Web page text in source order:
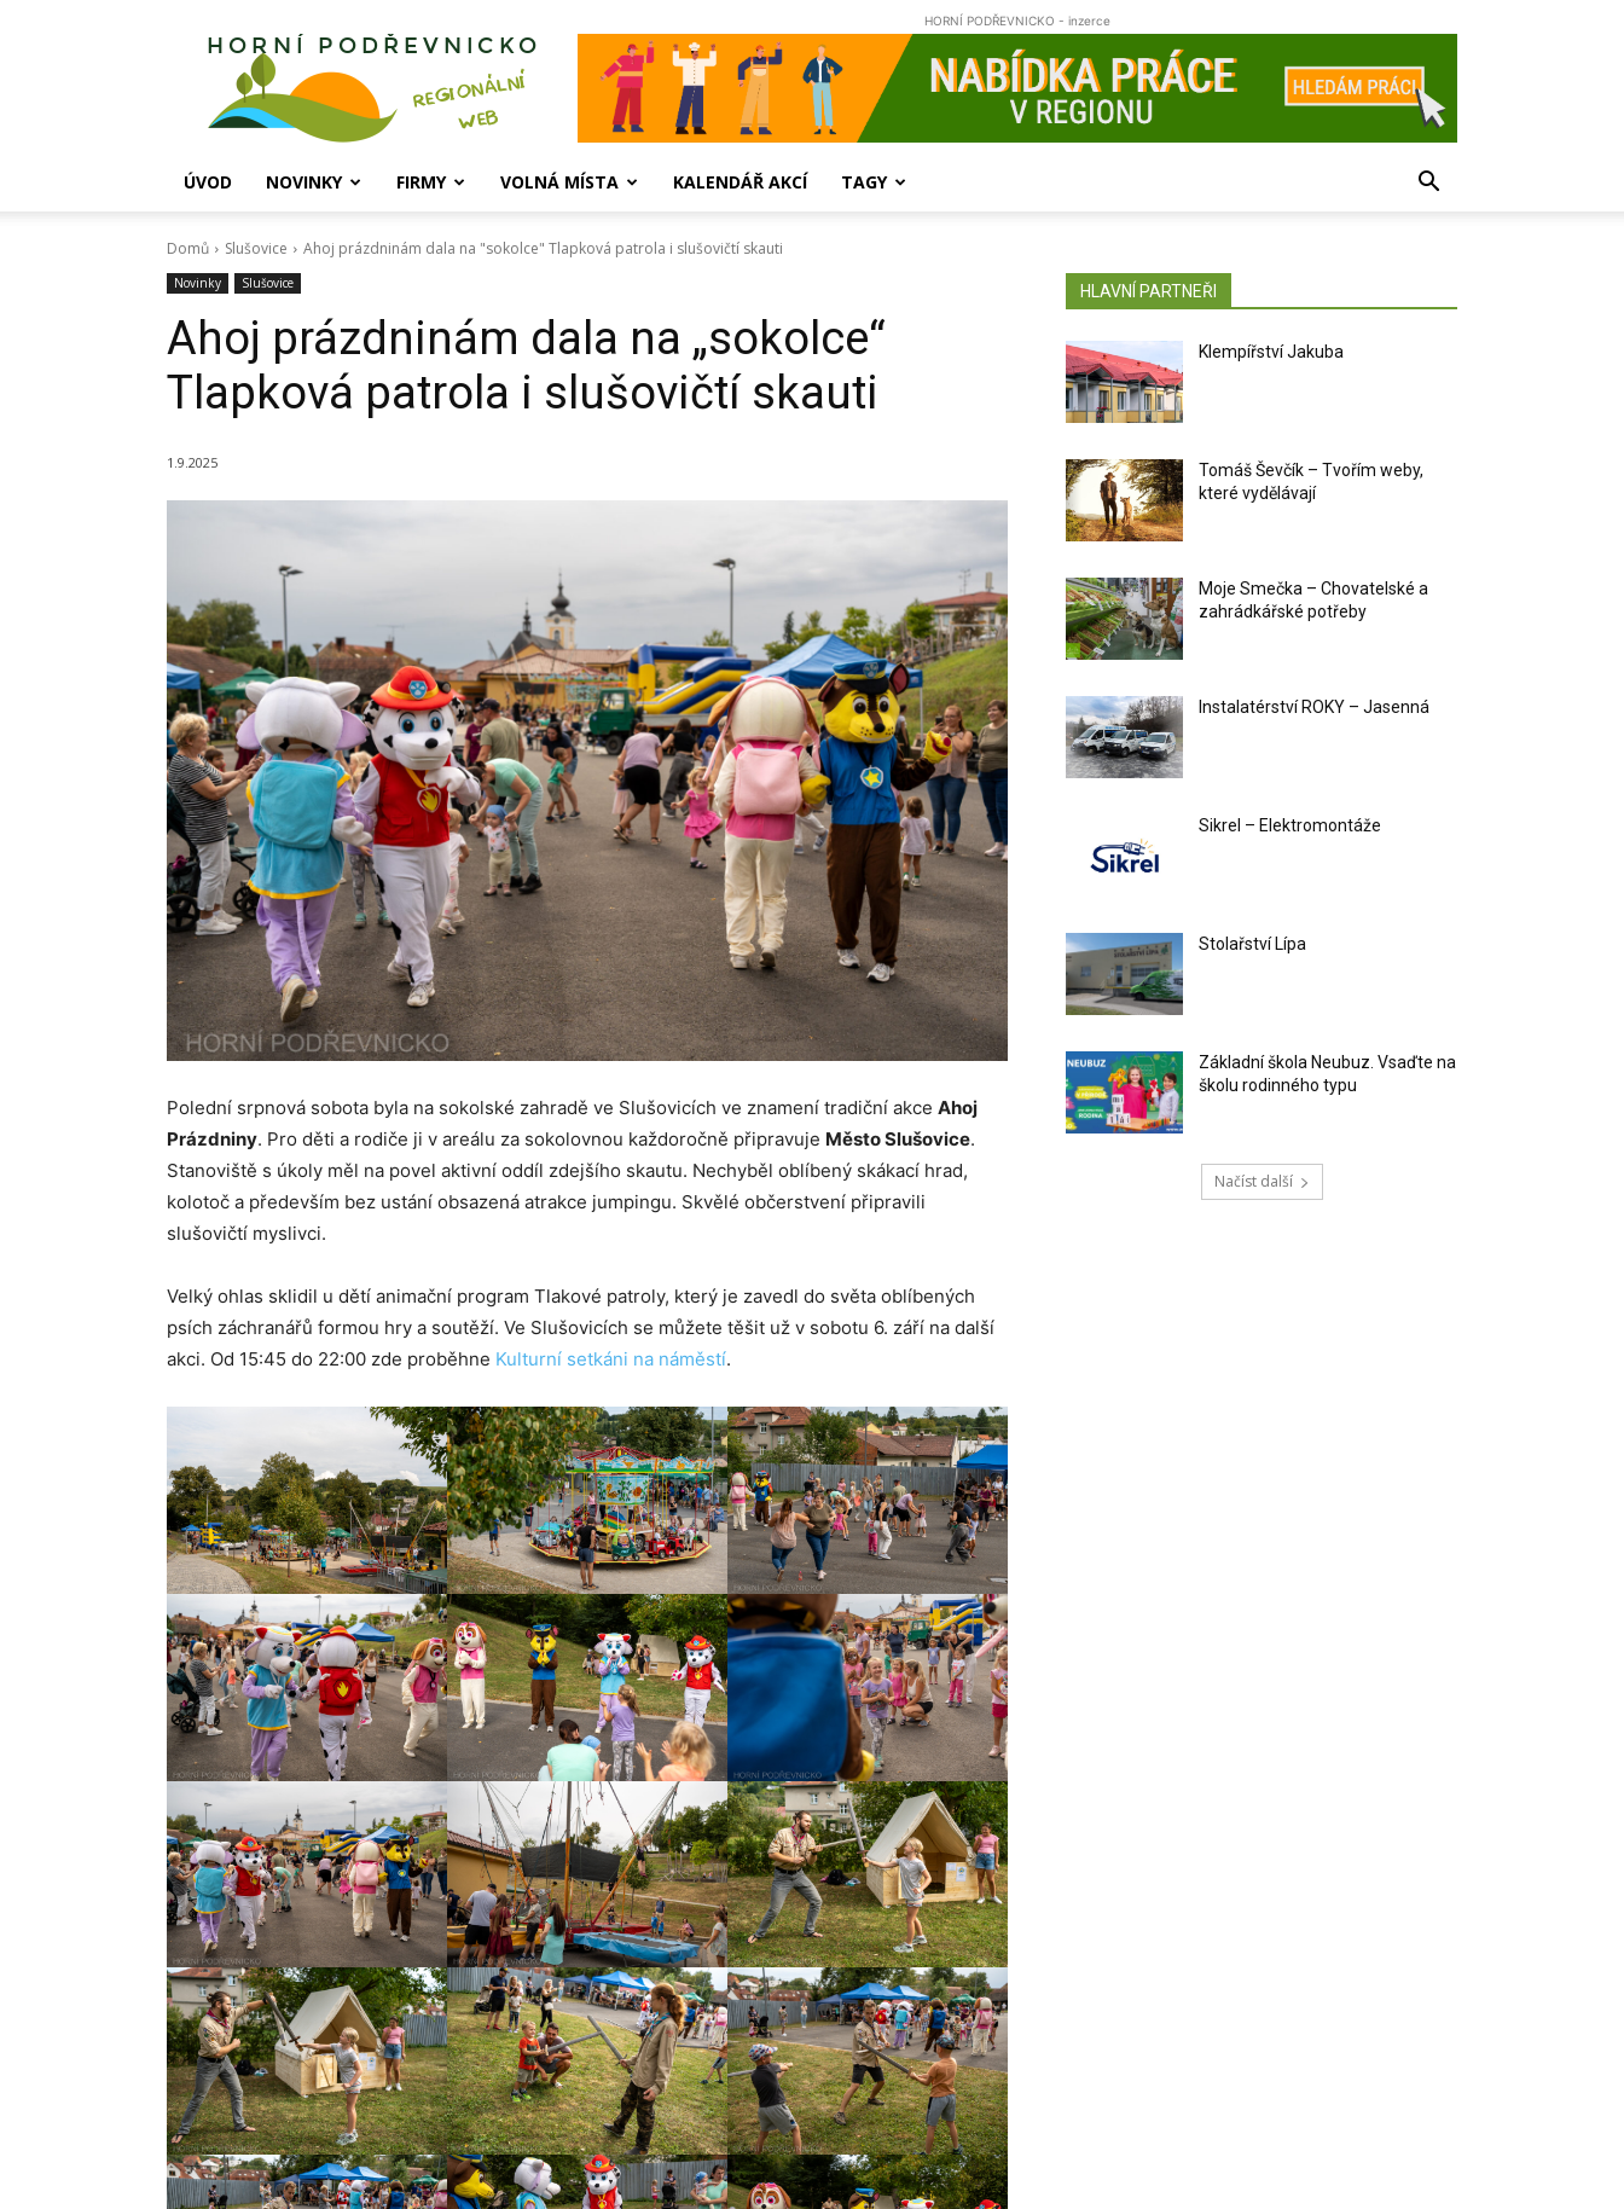
Horní
HORNÍ PODŘEVNICKO - inzerce
ÚVOD NOVINKY FIRMY VOLNÁ MÍSTA KALENDÁŘ AKCÍ TAGY
Domů Slušovice Ahoj prázdninám dala na "sokolce" Tlapková patrola i slušovičtí skauti
Novinky Slušovice
Ahoj prázdninám dala na „sokolce“
Tlapková patrola i slušovičtí skauti
1.9.2025
Polední srpnová sobota byla na sokolské zahradě ve Slušovicích ve znamení tradiční akce Ahoj
Prázdniny. Pro děti a rodiče ji v areálu za sokolovnou každoročně připravuje Město Slušovice.
Stanoviště s úkoly měl na povel aktivní oddíl zdejšího skautu. Nechyběl oblíbený skákací hrad,
kolotoč a především bez ustání obsazená atrakce jumpingu. Skvělé občerstvení připravili
slušovičtí myslivci.
Velký ohlas sklidil u dětí animační program Tlakové patroly, který je zavedl do světa oblíbených
psích záchranářů formou hry a soutěží. Ve Slušovicích se můžete těšit už v sobotu 6. září na další
akci. Od 15:45 do 22:00 zde proběhne Kulturní setkáni na náměstí.
HLAVNÍ PARTNEŘI
Klempířství Jakuba
Tomáš Ševčík – Tvořím weby,
které vydělávají
Moje Smečka – Chovatelské a
zahrádkářské potřeby
Instalatérství ROKY – Jasenná
Sikrel – Elektromontáže
Stolařství Lípa
Základní škola Neubuz. Vsaďte na
školu rodinného typu
Načíst další